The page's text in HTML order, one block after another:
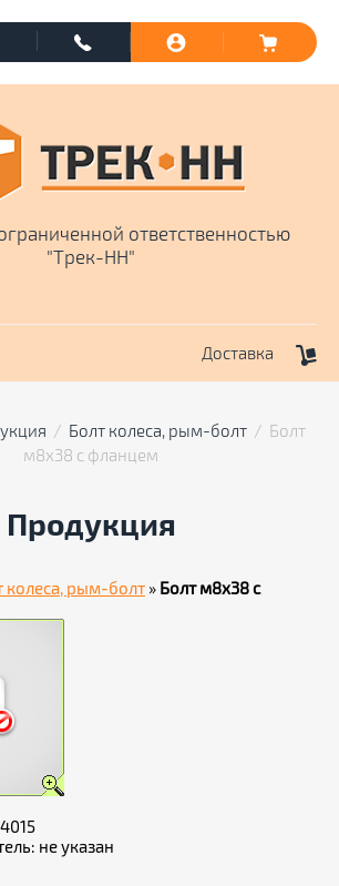
Доставка
ответственностью
"Трек-НН"
  /
Болт колеса, рым-болт
  /  Болт
м8х38 с фланцем
Продукция
колеса, рым-болт » Болт м8х38 с
не указан